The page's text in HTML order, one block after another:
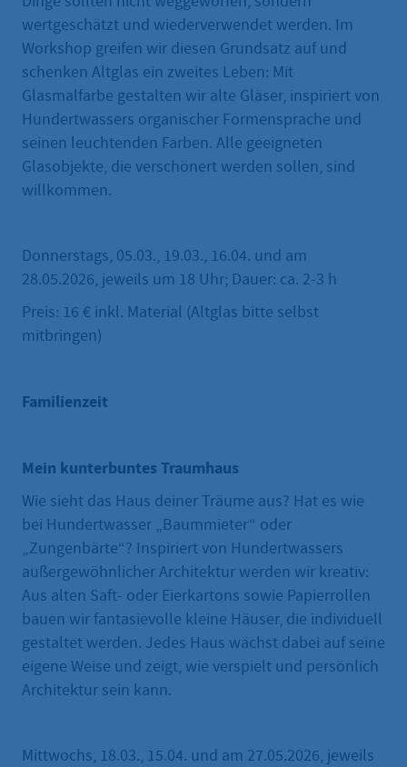
wertgeschätzt und wiederverwendet werden. Im
Workshop greifen wir diesen Grundsatz auf und
schenken Altglas ein zweites Leben: Mit
Glasmalfarbe gestalten wir alte Gläser, inspiriert von
Hundertwassers organischer Formensprache und
seinen leuchtenden Farben. Alle geeigneten
Glasobjekte, die verschönert werden sollen, sind
willkommen.
Donnerstags, 05.03., 19.03., 16.04. und am
28.05.2026, jeweils um 18 Uhr; Dauer: ca. 2-3 h
Preis: 16 € inkl. Material (Altglas bitte selbst
mitbringen)
Familienzeit
Mein kunterbuntes Traumhaus
Wie sieht das Haus deiner Träume aus? Hat es wie
bei Hundertwasser „Baummieter“ oder
„Zungenbärte“? Inspiriert von Hundertwassers
außergewöhnlicher Architektur werden wir kreativ:
Aus alten Saft- oder Eierkartons sowie Papierrollen
bauen wir fantasievolle kleine Häuser, die individuell
gestaltet werden. Jedes Haus wächst dabei auf seine
eigene Weise und zeigt, wie verspielt und persönlich
Architektur sein kann.
Mittwochs, 18.03., 15.04. und am 27.05.2026, jeweils